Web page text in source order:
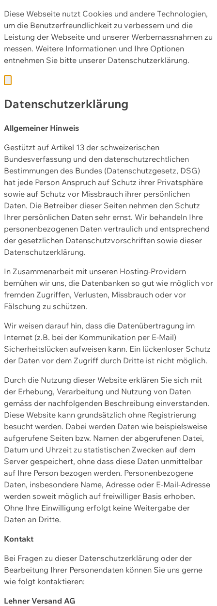
Diese Webseite nutzt Cookies und andere Technologien,
um die Benutzerfreundlichkeit zu verbessern und die
Leistung der Webseite und unserer Werbemassnahmen zu
messen. Weitere Informationen und Ihre Optionen
entnehmen Sie bitte unserer Datenschutzerklärung.
Datenschutzerklärung
Allgemeiner Hinweis
Gestützt auf Artikel 13 der schweizerischen
Bundesverfassung und den datenschutzrechtlichen
Bestimmungen des Bundes (Datenschutzgesetz, DSG)
hat jede Person Anspruch auf Schutz ihrer Privatsphäre
sowie auf Schutz vor Missbrauch ihrer persönlichen
Daten. Die Betreiber dieser Seiten nehmen den Schutz
Ihrer persönlichen Daten sehr ernst. Wir behandeln Ihre
personenbezogenen Daten vertraulich und entsprechend
der gesetzlichen Datenschutzvorschriften sowie dieser
Datenschutzerklärung.
In Zusammenarbeit mit unseren Hosting-Providern
bemühen wir uns, die Datenbanken so gut wie möglich vor
fremden Zugriffen, Verlusten, Missbrauch oder vor
Fälschung zu schützen.
Wir weisen darauf hin, dass die Datenübertragung im
Internet (z.B. bei der Kommunikation per E-Mail)
Sicherheitslücken aufweisen kann. Ein lückenloser Schutz
der Daten vor dem Zugriff durch Dritte ist nicht möglich.
Durch die Nutzung dieser Website erklären Sie sich mit
der Erhebung, Verarbeitung und Nutzung von Daten
gemäss der nachfolgenden Beschreibung einverstanden.
Diese Website kann grundsätzlich ohne Registrierung
besucht werden. Dabei werden Daten wie beispielsweise
aufgerufene Seiten bzw. Namen der abgerufenen Datei,
Datum und Uhrzeit zu statistischen Zwecken auf dem
Server gespeichert, ohne dass diese Daten unmittelbar
auf Ihre Person bezogen werden. Personenbezogene
Daten, insbesondere Name, Adresse oder E-Mail-Adresse
werden soweit möglich auf freiwilliger Basis erhoben.
Ohne Ihre Einwilligung erfolgt keine Weitergabe der
Daten an Dritte.
Kontakt
Bei Fragen zu dieser Datenschutzerklärung oder der
Bearbeitung Ihrer Personendaten können Sie uns gerne
wie folgt kontaktieren:
Lehner Versand AG